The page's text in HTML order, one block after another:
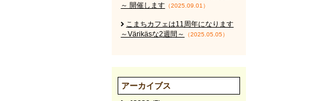
～ 開催します （2025.09.01）
こまちカフェは11周年になります
～Värikäsな2週間～
（2025.05.05）
アーカイブス